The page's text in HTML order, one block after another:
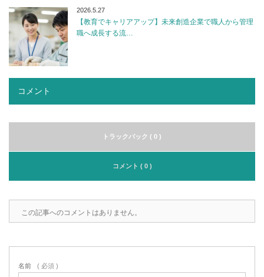
2026.5.27
【教育でキャリアアップ】未来創造企業で職人から管理
職へ成長する流…
コメント
トラックバック ( 0 )
コメント ( 0 )
この記事へのコメントはありません。
名前 ( 必須 )